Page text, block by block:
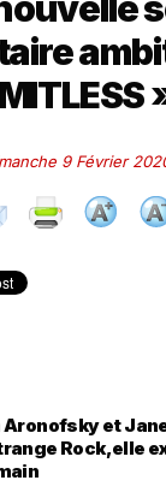
9 Février
et
Rock,elle